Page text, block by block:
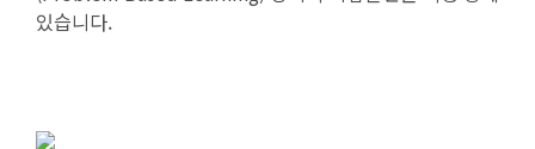
있습니다.